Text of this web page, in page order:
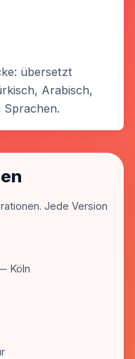
übersetzt
Arabisch,
Sprachen.
Jede Version
Köln